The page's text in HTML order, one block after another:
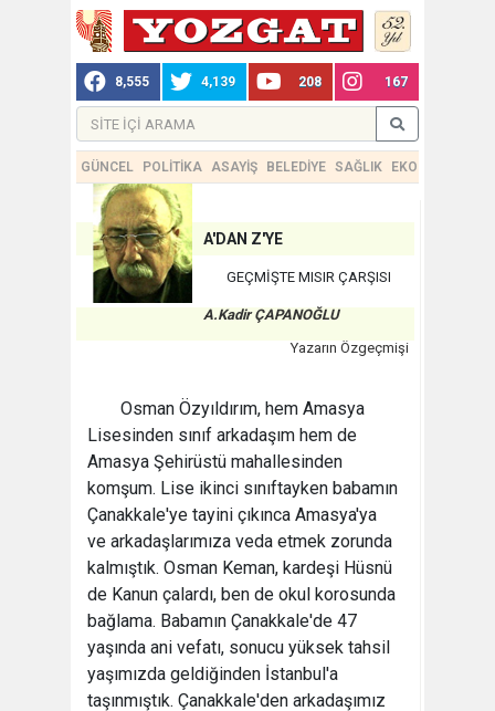
8,555 4,139 208 167
GÜNCEL POLİTİKA ASAYİŞ BELEDİYE SAĞLIK EKONOMİ
A'DAN Z'YE
GEÇMİŞTE MISIR ÇARŞISI
A.Kadir ÇAPANOĞLU
Yazarın Özgeçmişi
Osman Özyıldırım, hem Amasya
Lisesinden sınıf arkadaşım hem de
Amasya Şehirüstü mahallesinden
komşum. Lise ikinci sınıftayken babamın
Çanakkale'ye tayini çıkınca Amasya'ya
ve arkadaşlarımıza veda etmek zorunda
kalmıştık. Osman Keman, kardeşi Hüsnü
de Kanun çalardı, ben de okul korosunda
bağlama. Babamın Çanakkale'de 47
yaşında ani vefatı, sonucu yüksek tahsil
yaşımızda geldiğinden İstanbul'a
taşınmıştık. Çanakkale'den arkadaşımız